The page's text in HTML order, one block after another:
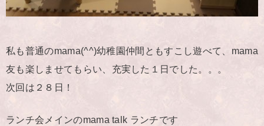
私も普通のmama(^^)幼稚園仲間ともすこし遊べて、mama
友も楽しませてもらい、充実した１日でした。。。
次回は２８日！
ランチ会メインのmama talk ランチです